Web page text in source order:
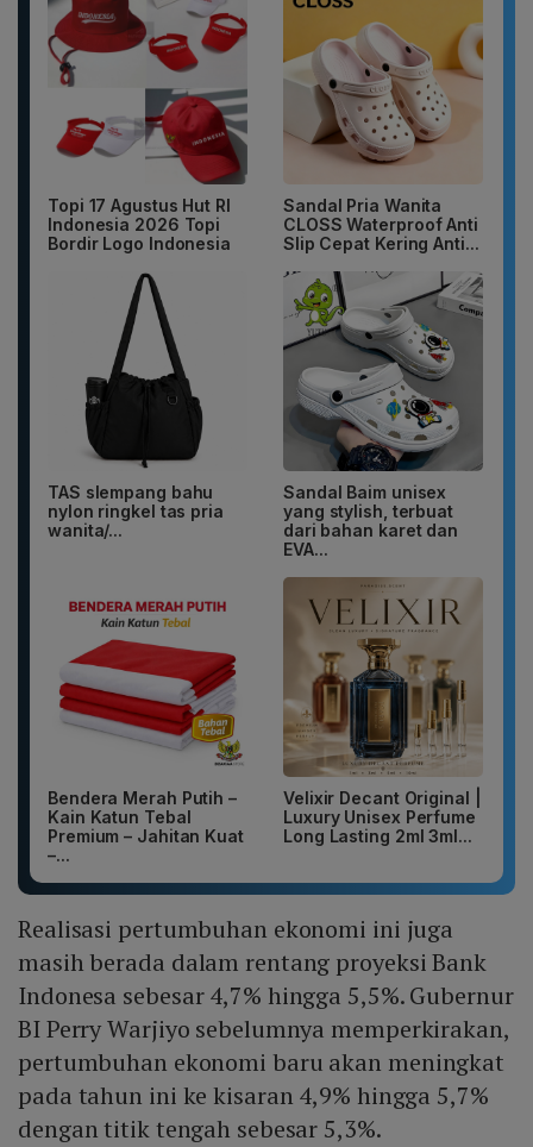
Topi 17 Agustus Hut RI
Indonesia 2026 Topi
Bordir Logo Indonesia
Sandal Pria Wanita
CLOSS Waterproof Anti
Slip Cepat Kering Anti...
TAS slempang bahu
nylon ringkel tas pria
wanita/...
Sandal Baim unisex
yang stylish, terbuat
dari bahan karet dan
EVA...
Bendera Merah Putih –
Kain Katun Tebal
Premium – Jahitan Kuat
–...
Velixir Decant Original |
Luxury Unisex Perfume
Long Lasting 2ml 3ml...
Realisasi pertumbuhan ekonomi ini juga
masih berada dalam rentang proyeksi Bank
Indonesa sebesar 4,7% hingga 5,5%. Gubernur
BI Perry Warjiyo sebelumnya memperkirakan,
pertumbuhan ekonomi baru akan meningkat
pada tahun ini ke kisaran 4,9% hingga 5,7%
dengan titik tengah sebesar 5,3%.